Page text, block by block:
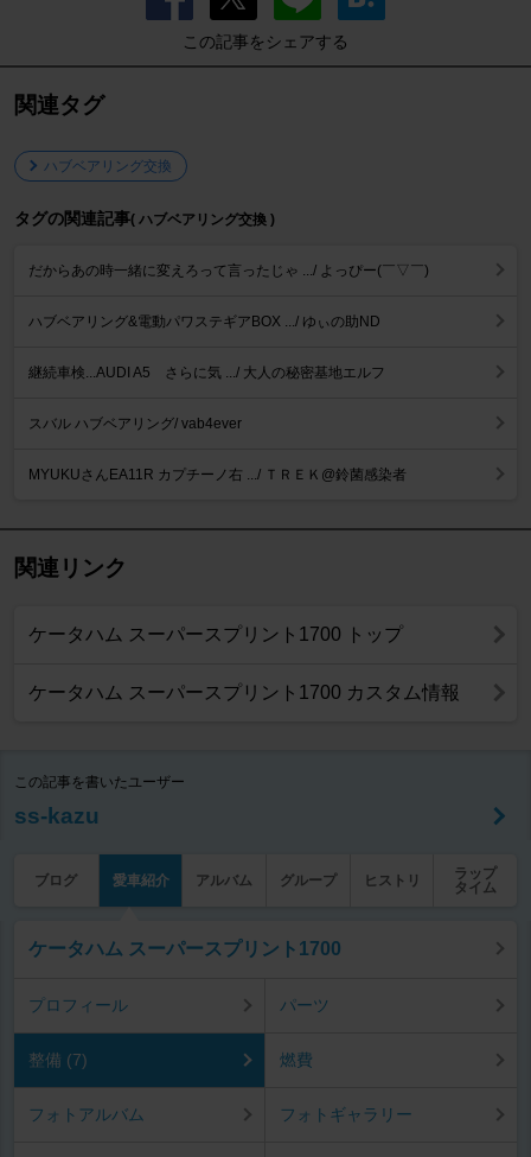
この記事をシェアする
関連タグ
ハブベアリング交換
タグの関連記事( ハブベアリング交換 )
だからあの時一緒に変えろって言ったじゃ .../ よっぴー(￣▽￣)
ハブベアリング&電動パワステギアBOX .../ ゆぃの助ND
継続車検...AUDI A5 さらに気 .../ 大人の秘密基地エルフ
スバル ハブベアリング/ vab4ever
MYUKUさんEA11R カプチーノ右 .../ ＴＲＥＫ@鈴菌感染者
関連リンク
ケータハム スーパースプリント1700 トップ
ケータハム スーパースプリント1700 カスタム情報
この記事を書いたユーザー
ss-kazu
ブログ 愛車紹介 アルバム グループ ヒストリ
ラップ
タイム
ケータハム スーパースプリント1700
プロフィール パーツ
整備 (7) 燃費
フォトアルバム フォトギャラリー